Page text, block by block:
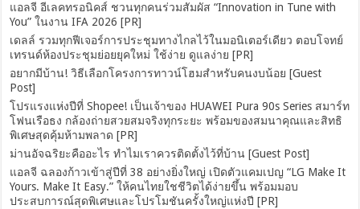
แอลจี อีเลคทรอนิคส์ ชวนทุกคนร่วมสัมผัส “Innovation in Tune with
You” ในงาน IFA 2026 [PR]
เดลล์ รวมทุกฟีเจอร์การประชุมทางไกลไว้ในมอนิเตอร์เดียว ตอบโจทย์
เทรนด์ห้องประชุมย่อยยุคใหม่ ใช้ง่าย ดูแลง่าย [PR]
อยากมีบ้าน! วิธีเลือกโครงการทาวน์โฮมสำหรับคนงบน้อย [Guest
Post]
โปรแรงแห่งปีที่ Shopee! เป็นเจ้าของ HUAWEI Pura 90s Series สมาร์ท
โฟนเรือธง กล้องถ่ายสวยสมจริงทุกระยะ พร้อมของสมนาคุณและสิทธิ
พิเศษสุดคุ้มห้ามพลาด [PR]
ม่านอัจฉริยะคืออะไร ทำไมเราควรติดตั้งไว้ที่บ้าน [Guest Post]
แอลจี ฉลองก้าวเข้าสู่ปีที่ 38 อย่างยิ่งใหญ่ เปิดตัวแคมเปญ “LG Make It
Yours. Make It Easy.” ให้คนไทยใชชีวิตได้ง่ายขึ้น พร้อมมอบ
ประสบการณ์สุดพิเศษและโปรโมชันครั้งใหญ่แห่งปี [PR]